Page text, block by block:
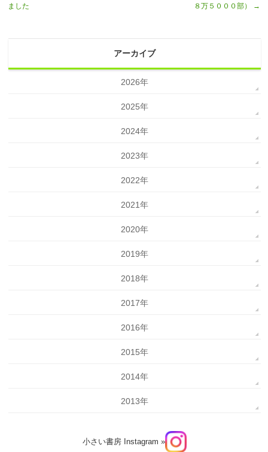
ました
８万５０００部）
→
アーカイブ
2026年
2025年
2024年
2023年
2022年
2021年
2020年
2019年
2018年
2017年
2016年
2015年
2014年
2013年
小さい書房 Instagram »